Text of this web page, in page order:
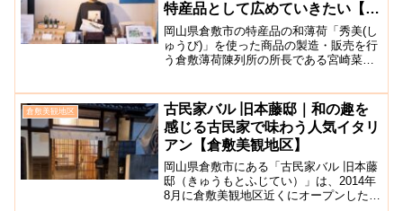
特産品として広めていきたい【倉
敷薄荷陳列所所長】
岡山県倉敷市の特産品の和薄荷「秀美(し
ゅうび)」を使った商品の製造・販売を行
う倉敷薄荷陳列所の所長である宮崎菜央
して県外から倉敷市に移住し、「秀美
（しゅうび）」という品...
倉敷美観地区
古民家バル 旧本藤邸｜和の趣を
感じる古民家で味わう人気イタリ
アン【倉敷美観地区】
岡山県倉敷市にある「古民家バル 旧本藤
邸（きゅうもとふじてい）」は、2014年
8月に倉敷美観地区近くにオープンしたイ